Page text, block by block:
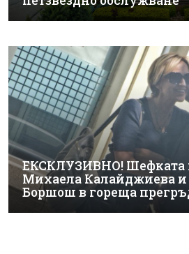
ЕКСКЛУЗИВНО! Шефката
Михаела Калайджиева
Боршош в гореща